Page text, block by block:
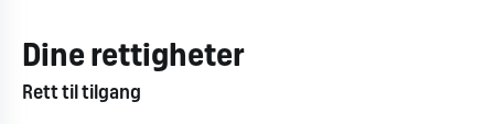
Dine rettigheter
Rett til tilgang